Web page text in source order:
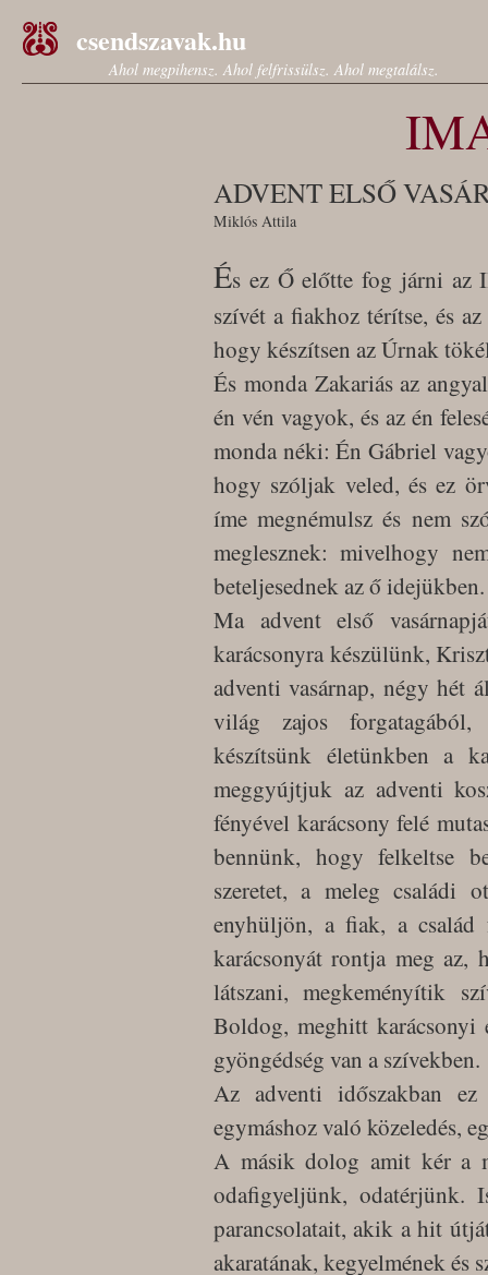
csendszavak.hu
Ahol megpihensz. Ahol felfrissülsz. Ahol megtalálsz.
ADVENT ELSŐ
Miklós Attila
És ez Ő előtte fog járni az
szívét a fiakhoz térítse, és
hogy készítsen az Úrnak
És monda Zakariás az
én vén vagyok, és az én
monda néki: Én Gábriel
hogy szóljak veled, és ez
íme megnémulsz és nem
meglesznek: mivelhogy
beteljesednek az ő
Ma advent első
karácsonyra készülünk,
adventi vasárnap, négy hét
világ zajos forgatagából,
készítsünk életünkben a
meggyújtjuk az adventi
fényével karácsony felé
bennünk, hogy felkeltse
szeretet, a meleg családi
enyhüljön, a fiak, a
karácsonyát rontja meg az,
látszani, megkeményítik
Boldog, meghitt
gyöngédség van a szívekben.
Az adventi időszakban
egymáshoz való közeledés,
A másik dolog amit kér a
odafigyeljünk, odatérjünk.
parancsolatait, akik a hit
akaratának, kegyelmének és